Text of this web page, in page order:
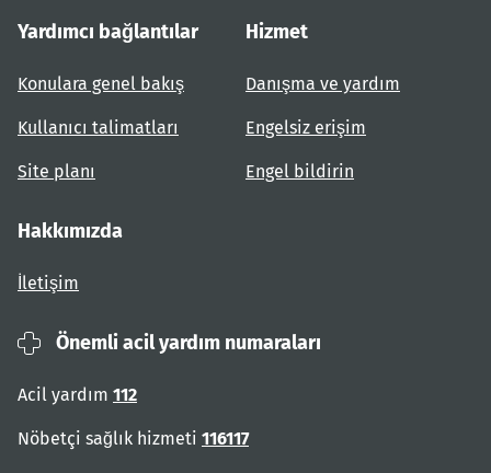
Yardımcı bağlantılar
Konulara genel bakış
Kullanıcı talimatları
Site planı
Hizmet
Danışma ve yardım
Engelsiz erişim
Engel bildirin
Hakkımızda
İletişim
Önemli acil yardım numaraları
Acil yardım 112
Nöbetçi sağlık hizmeti 116117